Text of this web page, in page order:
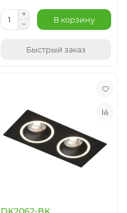
В корзину
Быстрый заказ